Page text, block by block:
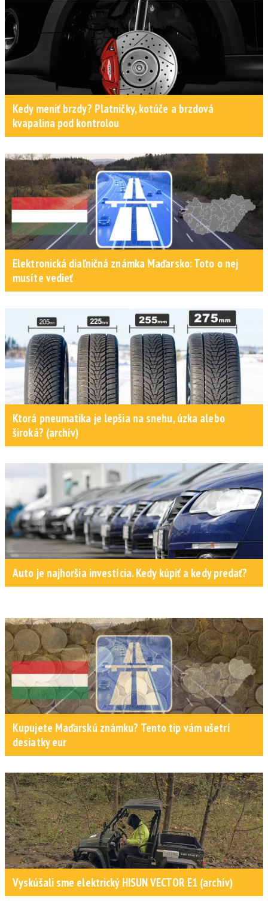
Kedy meniť brzdy? Platničky, kotúče a brzdová
kvapalina pod kontrolou
Elektronická diaľničná známka Maďarsko: Toto o nej
musíte vedieť
Ktorá pneumatika je lepšia na snehu, úzka alebo
široká? (archív)
Auto je najhoršia investícia. Kedy kúpiť a kedy predať?
Kupujete Maďarskú známku? Tento tip vám ušetrí
desiatky eur
Vyskúšali sme elektrický HISUN VECTOR E1 (archív)